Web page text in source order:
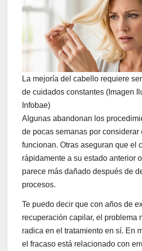
La mejoría del cabello requiere
de cuidados constantes (Imagen
Infobae)
Algunas abandonan los
de pocas semanas por considerar
funcionan. Otras aseguran que el
rápidamente a su estado anterior
parece más dañado después de
procesos.
Te puedo decir que con años de
recuperación capilar, el problema
radica en el tratamiento en sí. En
el fracaso está relacionado con